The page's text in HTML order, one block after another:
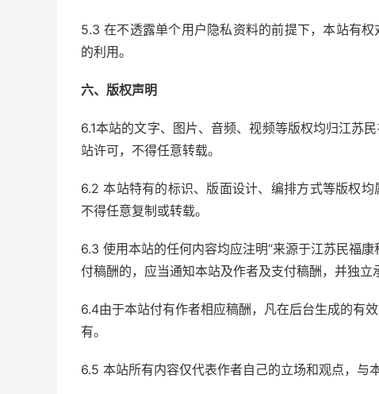
5.3 在不透露单个用户隐私资料的前提下，本站有
的利用。
六、版权声明
6.1本站的文字、图片、音频、视频等版权均归江苏
站许可，不得任意转载。
6.2 本站特有的标识、版面设计、编排方式等版权
不得任意复制或转载。
6.3 使用本站的任何内容均应注明“来源于江苏民福
付稿酬的，应当通知本站及作者及支付稿酬，并独立
6.4由于本站付有作者相应稿酬，凡在后台生成的有
有。
6.5 本站所有内容仅代表作者自己的立场和观点，与